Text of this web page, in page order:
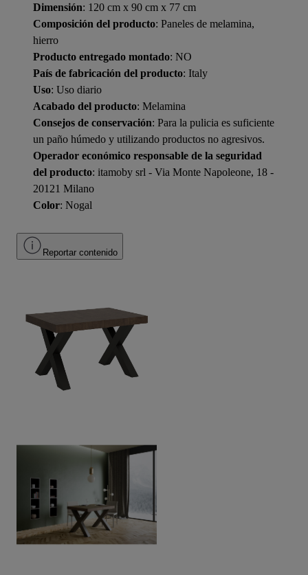
Dimensión: 120 cm x 90 cm x 77 cm
Composición del producto: Paneles de melamina,
hierro
Producto entregado montado: NO
País de fabricación del producto: Italy
Uso: Uso diario
Acabado del producto: Melamina
Consejos de conservación: Para la pulicia es suficiente
un paño húmedo y utilizando productos no agresivos.
Operador económico responsable de la seguridad
del producto: itamoby srl - Via Monte Napoleone, 18 -
20121 Milano
Color: Nogal
Reportar contenido